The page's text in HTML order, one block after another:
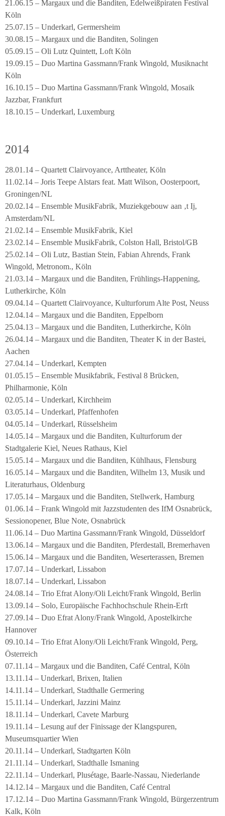
21.06.15 – Margaux und die Banditen, Edelweißpiraten Festival
Köln
25.07.15 – Underkarl, Germersheim
30.08.15 – Margaux und die Banditen, Solingen
05.09.15 – Oli Lutz Quintett, Loft Köln
19.09.15 – Duo Martina Gassmann/Frank Wingold, Musiknacht
Köln
16.10.15 – Duo Martina Gassmann/Frank Wingold, Mosaik
Jazzbar, Frankfurt
18.10.15 – Underkarl, Luxemburg
2014
28.01.14 – Quartett Clairvoyance, Arttheater, Köln
11.02.14 – Joris Teepe Alstars feat. Matt Wilson, Oosterpoort,
Groningen/NL
20.02.14 – Ensemble MusikFabrik, Muziekgebouw aan ‚t Ij,
Amsterdam/NL
21.02.14 – Ensemble MusikFabrik, Kiel
23.02.14 – Ensemble MusikFabrik, Colston Hall, Bristol/GB
25.02.14 – Oli Lutz, Bastian Stein, Fabian Ahrends, Frank
Wingold, Metronom., Köln
21.03.14 – Margaux und die Banditen, Frühlings-Happening,
Lutherkirche, Köln
09.04.14 – Quartett Clairvoyance, Kulturforum Alte Post, Neuss
12.04.14 – Margaux und die Banditen, Eppelborn
25.04.13 – Margaux und die Banditen, Lutherkirche, Köln
26.04.14 – Margaux und die Banditen, Theater K in der Bastei,
Aachen
27.04.14 – Underkarl, Kempten
01.05.15 – Ensemble Musikfabrik, Festival 8 Brücken,
Philharmonie, Köln
02.05.14 – Underkarl, Kirchheim
03.05.14 – Underkarl, Pfaffenhofen
04.05.14 – Underkarl, Rüsselsheim
14.05.14 – Margaux und die Banditen, Kulturforum der
Stadtgalerie Kiel, Neues Rathaus, Kiel
15.05.14 – Margaux und die Banditen, Kühlhaus, Flensburg
16.05.14 – Margaux und die Banditen, Wilhelm 13, Musik und
Literaturhaus, Oldenburg
17.05.14 – Margaux und die Banditen, Stellwerk, Hamburg
01.06.14 – Frank Wingold mit Jazzstudenten des IfM Osnabrück,
Sessionopener, Blue Note, Osnabrück
11.06.14 – Duo Martina Gassmann/Frank Wingold, Düsseldorf
13.06.14 – Margaux und die Banditen, Pferdestall, Bremerhaven
15.06.14 – Margaux und die Banditen, Weserterassen, Bremen
17.07.14 – Underkarl, Lissabon
18.07.14 – Underkarl, Lissabon
24.08.14 – Trio Efrat Alony/Oli Leicht/Frank Wingold, Berlin
13.09.14 – Solo, Europäische Fachhochschule Rhein-Erft
27.09.14 – Duo Efrat Alony/Frank Wingold, Apostelkirche
Hannover
09.10.14 – Trio Efrat Alony/Oli Leicht/Frank Wingold, Perg,
Österreich
07.11.14 – Margaux und die Banditen, Café Central, Köln
13.11.14 – Underkarl, Brixen, Italien
14.11.14 – Underkarl, Stadthalle Germering
15.11.14 – Underkarl, Jazzini Mainz
18.11.14 – Underkarl, Cavete Marburg
19.11.14 – Lesung auf der Finissage der Klangspuren,
Museumsquartier Wien
20.11.14 – Underkarl, Stadtgarten Köln
21.11.14 – Underkarl, Stadthalle Ismaning
22.11.14 – Underkarl, Plusétage, Baarle-Nassau, Niederlande
14.12.14 – Margaux und die Banditen, Café Central
17.12.14 – Duo Martina Gassmann/Frank Wingold, Bürgerzentrum
Kalk, Köln